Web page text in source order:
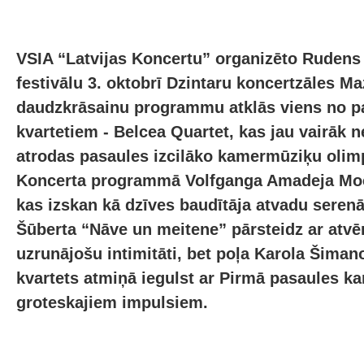
VSIA “Latvijas Koncertu” organizēto
festivālu 3. oktobrī Dzintaru koncertzāles
daudzkrāsainu programmu atklās viens no
kvartetiem - Belcea Quartet, kas jau vairāk
atrodas pasaules izcilāko kamermūziķu
Koncerta programmā Volfganga Amadeja
kas izskan kā dzīves baudītāja atvadu
Šūberta “Nāve un meitene” pārsteidz ar
uzrunājošu intimitāti, bet poļa Karola
kvartets atmiņā iegulst ar Pirmā pasaules
groteskajiem impulsiem.